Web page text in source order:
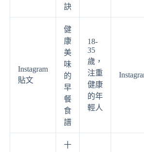
訣
Instagram
貼文
健
康
美
味
的
早
餐
食
譜
18-
35
歲，
注重
健康
的年
輕人
十